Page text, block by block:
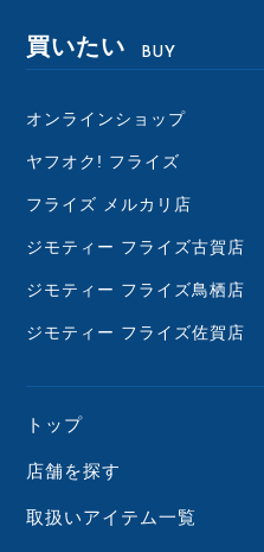
買いたい BUY
オンラインショップ
ヤフオク! フライズ
フライズ メルカリ店
ジモティー フライズ古賀店
ジモティー フライズ鳥栖店
ジモティー フライズ佐賀店
トップ
店舗を探す
取扱いアイテム一覧